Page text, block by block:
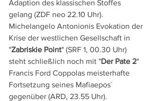
Adaption des klassischen Stoffes
gelang (ZDF neo 22.10 Uhr).
Michelangelo Antonionis Evokation der
Krise der westlichen Gesellschaft in
"Zabriskie Point" (SRF 1, 00.30 Uhr)
steht schließlich noch mit "Der Pate 2"
Francis Ford Coppolas meisterhafte
Fortsetzung seines Mafiaepos´
gegenüber (ARD, 23.55 Uhr).